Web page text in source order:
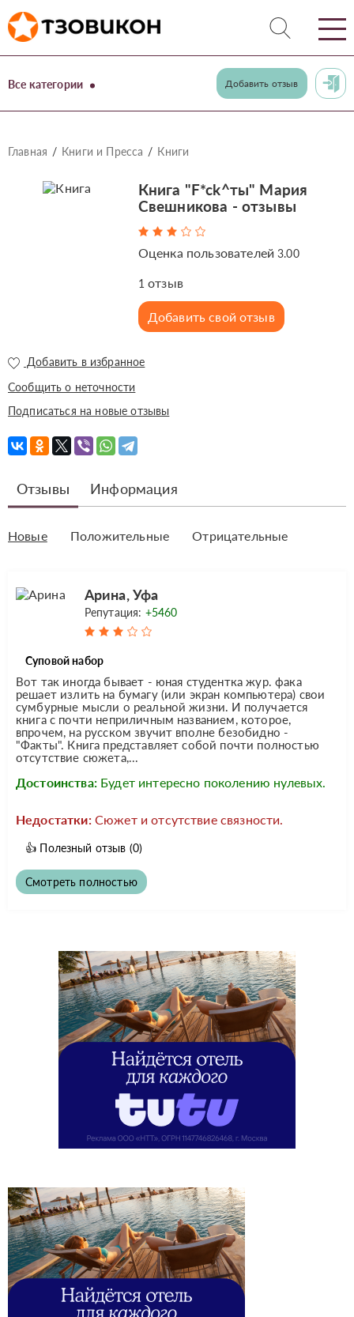
Все категории Добавить отзыв
Главная Книги и Пресса Книги
Книга "F*ck^ты" Мария
Свешникова - отзывы
Оценка пользователей3.00
1 отзыв
Добавить свой отзыв
Добавить в избранное
Сообщить о неточности
Подписаться на новые отзывы
Отзывы Информация
Новые Положительные Отрицательные
Арина, Уфа
Репутация: +5460
Суповой набор
Вот так иногда бывает - юная студентка жур. фака
решает излить на бумагу (или экран компьютера) свои
сумбурные мысли о реальной жизни. И получается
книга с почти неприличным названием, которое,
впрочем, на русском звучит вполне безобидно -
"Факты". Книга представляет собой почти полностью
отсутствие сюжета,...
Достоинства: Будет интересно поколению нулевых.
Недостатки: Сюжет и отсутствие связности.
👍 Полезный отзыв (0)
Смотреть полностью